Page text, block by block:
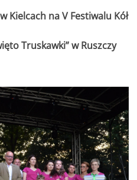
Kielcach na V Festiwalu Kół
Truskawki” w Ruszczy